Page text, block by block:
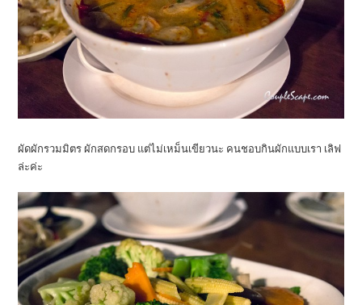
ผัดผักรวมมิตร ผักสดกรอบ แต่ไม่เหม็นเขียวนะ คนชอบกินผักแบบเรา เลิฟ
ล่ะค่ะ